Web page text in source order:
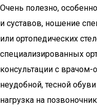
Очень полезно,
и суставов, ношение
или ортопедических
специализированных
консультации с
неудобной, тесной
нагрузка на